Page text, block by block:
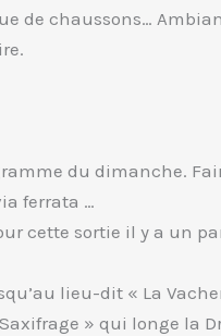
de chaussons…
du dimanche.
ferrata …
cette sortie il y a un
lieu-dit « La
» qui longe la